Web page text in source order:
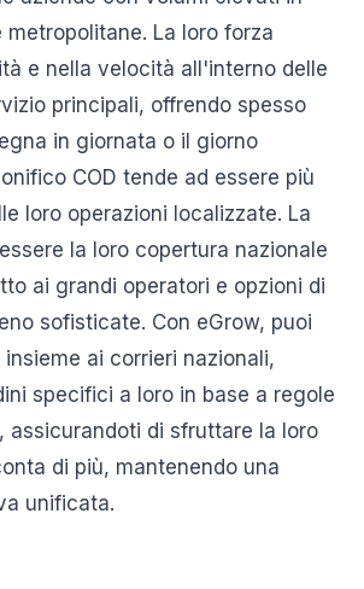
La loro forza
e nella velocità all'interno delle
principali, offrendo spesso
in giornata o il giorno
COD tende ad essere più
loro operazioni localizzate. La
la loro copertura nazionale
ai grandi operatori e opzioni di
sofisticate. Con eGrow, puoi
ai corrieri nazionali,
specifici a loro in base a regole
assicurandoti di sfruttare la loro
di più, mantenendo una
unificata.